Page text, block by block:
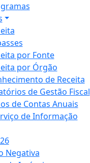
por Fonte
por Órgão
de Receita
de Gestão Fiscal
de Contas Anuais
de Informação
Negativa